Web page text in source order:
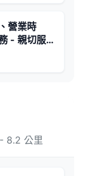
營業時
- 親切服
8.2 公里